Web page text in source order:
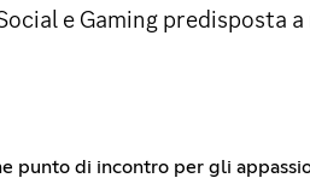
e Gaming predisposta
punto di incontro per gli